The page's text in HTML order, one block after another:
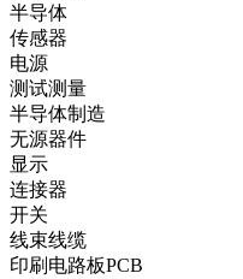
半导体
传感器
电源
测试测量
半导体制造
无源器件
显示
连接器
开关
线束线缆
印刷电路板PCB